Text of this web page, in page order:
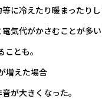
に冷えたり暖まったりし
電気代がかさむことが多
とも。
増えた場合
が大きくなった。